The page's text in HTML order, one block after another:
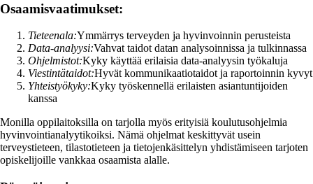
Osaamisvaatimukset:
Tieteenala:Ymmärrys terveyden ja hyvinvoinnin perusteista
Data-analyysi:Vahvat taidot datan analysoinnissa ja tulkinnassa
Ohjelmistot:Kyky käyttää erilaisia data-analyysin työkaluja
Viestintätaidot:Hyvät kommunikaatiotaidot ja raportoinnin kyvyt
Yhteistyökyky:Kyky työskennellä erilaisten asiantuntijoiden
kanssa
Monilla oppilaitoksilla on tarjolla myös erityisiä koulutusohjelmia
hyvinvointianalyytikoiksi. Nämä ohjelmat keskittyvät usein
terveystieteen, tilastotieteen ja tietojenkäsittelyn yhdistämiseen tarjoten
opiskelijoille vankkaa osaamista alalle.